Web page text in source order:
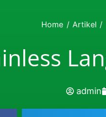
Home / Artikel /
admin